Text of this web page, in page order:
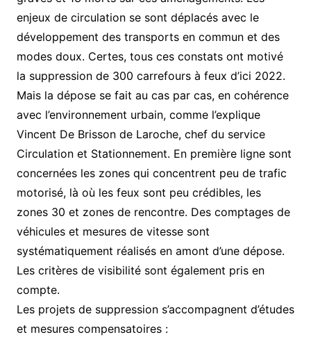
enjeux de circulation se sont déplacés avec le
développement des transports en commun et des
modes doux. Certes, tous ces constats ont motivé
la suppression de 300 carrefours à feux d’ici 2022.
Mais la dépose se fait au cas par cas, en cohérence
avec l’environnement urbain, comme l’explique
Vincent De Brisson de Laroche, chef du service
Circulation et Stationnement. En première ligne sont
concernées les zones qui concentrent peu de trafic
motorisé, là où les feux sont peu crédibles, les
zones 30 et zones de rencontre. Des comptages de
véhicules et mesures de vitesse sont
systématiquement réalisés en amont d’une dépose.
Les critères de visibilité sont également pris en
compte.
Les projets de suppression s’accompagnent d’études
et mesures compensatoires :